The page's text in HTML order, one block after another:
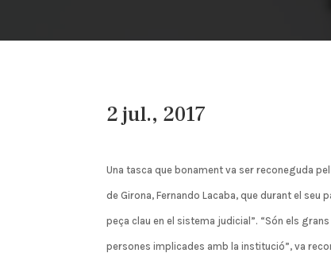
2 jul., 2017
Una tasca que bonament va ser reconeguda
de Girona, Fernando Lacaba, que durant el
peça clau en el sistema judicial”. “Són els
persones implicades amb la institució”, va